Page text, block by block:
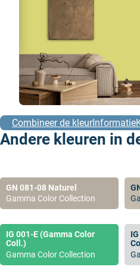
Combineer de kleurInformatie
Andere kleuren in
GN 081-08 Naturel
Gamma Color Collection
IG 001-E (Gamma Color
Coll.)
Gamma Color Collection